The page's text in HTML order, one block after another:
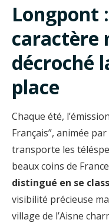
Longpont
caractère
décroché
place
Chaque été,
Français”, animée
transporte les
beaux coins de
distingué en se
visibilité précieuse
village de l’Aisne